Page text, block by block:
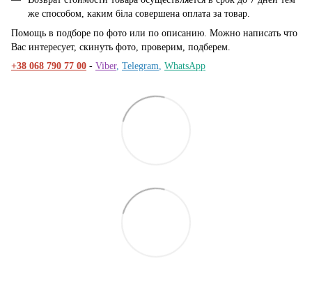
же способом, каким біла совершена оплата за товар.
Помощь в подборе по фото или по описанию. Можно написать что
Вас интересует, скинуть фото, проверим, подберем.
+38 068 790 77 00 - Viber, Telegram WhatsApp